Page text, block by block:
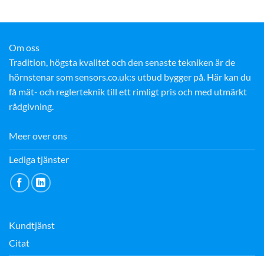
Om oss
Tradition, högsta kvalitet och den senaste tekniken är de
hörnstenar som sensors.co.uk:s utbud bygger på. Här kan du
få mät- och reglerteknik till ett rimligt pris och med utmärkt
rådgivning.
Meer over ons
Lediga tjänster
Kundtjänst
Citat